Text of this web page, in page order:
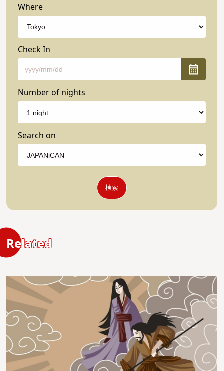
Where
Check In
Number of nights
Search on
検索
Related